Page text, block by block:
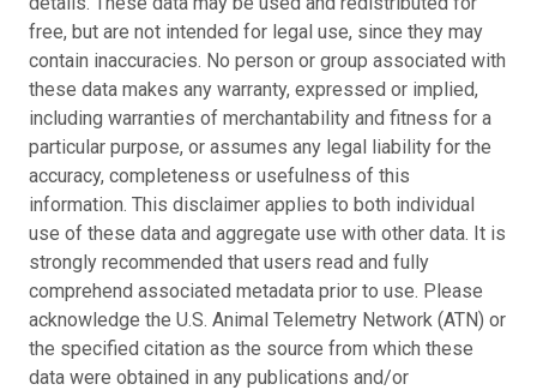
free, but are not intended for legal use, since they may
contain inaccuracies. No person or group associated with
these data makes any warranty, expressed or implied,
including warranties of merchantability and fitness for a
particular purpose, or assumes any legal liability for the
accuracy, completeness or usefulness of this
information. This disclaimer applies to both individual
use of these data and aggregate use with other data. It is
strongly recommended that users read and fully
comprehend associated metadata prior to use. Please
acknowledge the U.S. Animal Telemetry Network (ATN) or
the specified citation as the source from which these
data were obtained in any publications and/or